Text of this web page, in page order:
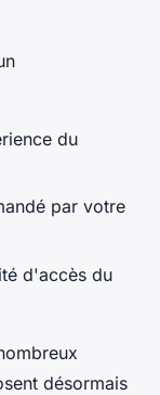
du
par votre
d'accès du
désormais